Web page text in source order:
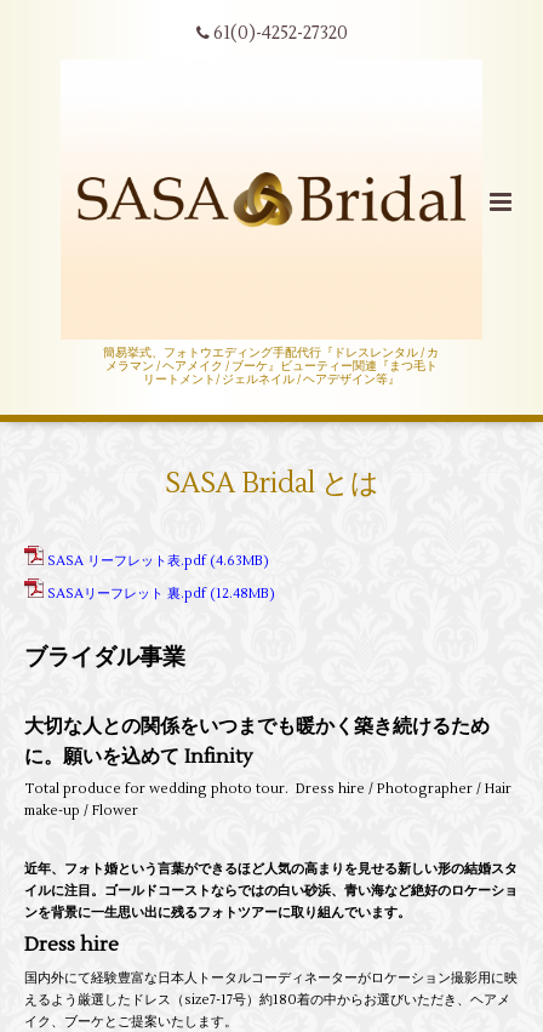
61(0)-4252-27320
簡易挙式、フォトウエディング手配代行『ドレスレンタル / カ
メラマン / ヘアメイク / ブーケ』ビューティー関連『まつ毛ト
リートメント/ ジェルネイル / ヘアデザイン等』
SASA Bridal とは
SASA リーフレット表.pdf(4.63MB)
SASAリーフレット 裏.pdf(12.48MB)
ブライダル事業
大切な人との関係をいつまでも暖かく築き続けるため
に。願いを込めて Infinity
Total produce for wedding photo tour. Dress hire / Photographer / Hair
make-up / Flower
近年、フォト婚という言葉ができるほど人気の高まりを見せる新しい形の結婚スタ
イルに注目。ゴールドコーストならではの白い砂浜、青い海など絶好のロケーショ
ンを背景に一生思い出に残るフォトツアーに取り組んでいます。
Dress hire
国内外にて経験豊富な日本人トータルコーディネーターがロケーション撮影用に映
えるよう厳選したドレス（size7-17号）約180着の中からお選びいただき、ヘアメ
イク、ブーケとご提案いたします。